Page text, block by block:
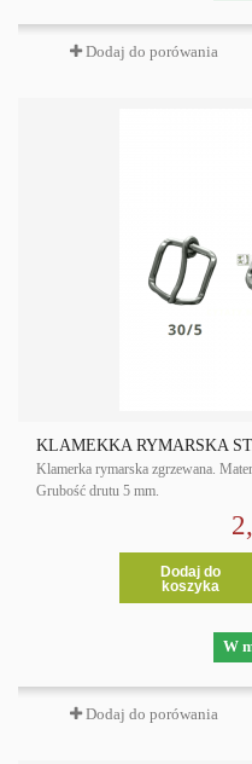
Dodaj do porówania
KLAMEKKA RYMARSKA
Klamerka rymarska zgrzewana.
Grubość drutu 5 mm.
Dodaj do
koszyka
W
Dodaj do porówania